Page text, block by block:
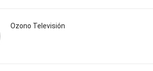
Ozono Televisión